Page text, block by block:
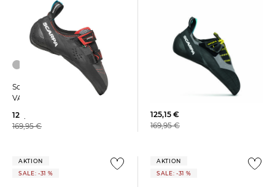
Scarpa | Kletterschuhe
VAPOR V LV
122,59 €
169,95 €
VAPOR S SLIPPER
125,15 €
169,95 €
AKTION
SALE: -31 %
AKTION
SALE: -31 %